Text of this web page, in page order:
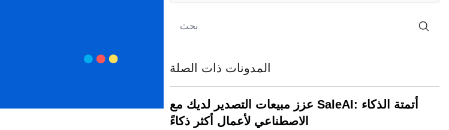
المدونات ذات الصلة
عزز مبيعات التصدير لديك مع SaleAI: أتمتة الذكاء
الاصطناعي لأعمال أكثر ذكاءً